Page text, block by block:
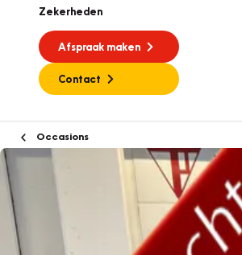
Zekerheden
Afspraak maken
Contact
Occasions